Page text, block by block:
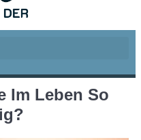
Im Leben So